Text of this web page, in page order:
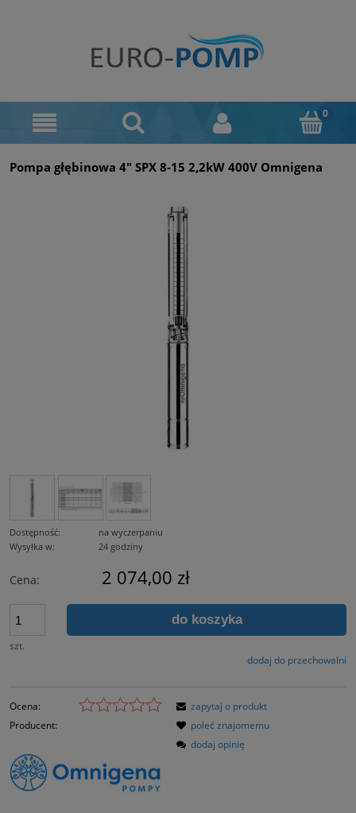
Pompa głębinowa 4" SPX 8‑15 2,2kW 400V Omnigena
Dostępność:
na wyczerpaniu
Wysyłka w:
24 godziny
Cena: 2 074,00 zł
szt.
do koszyka
dodaj do przechowalni
Ocena:
Producent:
zapytaj o produkt
poleć znajomemu
dodaj opinię